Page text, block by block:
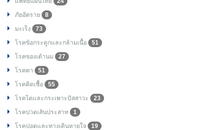
ภัยอัตราย
8
มะเร็ง
73
โรคข้อกระดูกและกล้ามเนื้อ
51
โรคของเต้านม
27
โรคตา
51
โรคติดเชื้อ
55
โรคไตและกระเพาะปัสสาวะ
23
โรคปวดเส้นประสาท
1
โรคปอดและทางเดินหายใจ
19